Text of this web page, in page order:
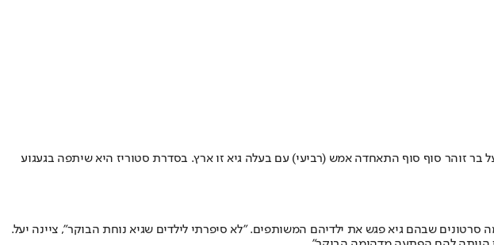
זוהר סוף סוף התאחדה אמש (רביעי) עם בעלה גיא זו ארץ. בסדרת סטוריז היא שיתפה בגעגוע
שבהם גיא פגש את ילדיהם המשותפים. "לא סיפרתי לילדים שגיא נוחת הבוקר", ציינה יעל.